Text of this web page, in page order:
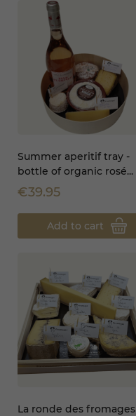
Summer aperitif tray -
bottle of organic rosé...
€39.95
Add to cart
La ronde des fromages